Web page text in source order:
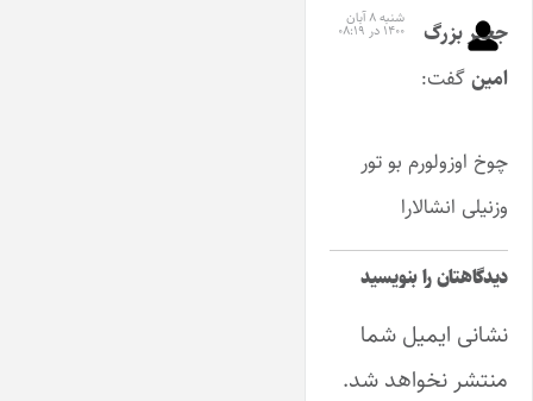
جعفر بزرگ
امینگفت:
شنبه ۸ آبان
۱۴۰۰ در ۰۸:۱۹
چوخ اوزولورم بو تور
وزنیلی انشالارا
دیدگاهتان را بنویسید
نشانی ایمیل شما
منتشر نخواهد شد.